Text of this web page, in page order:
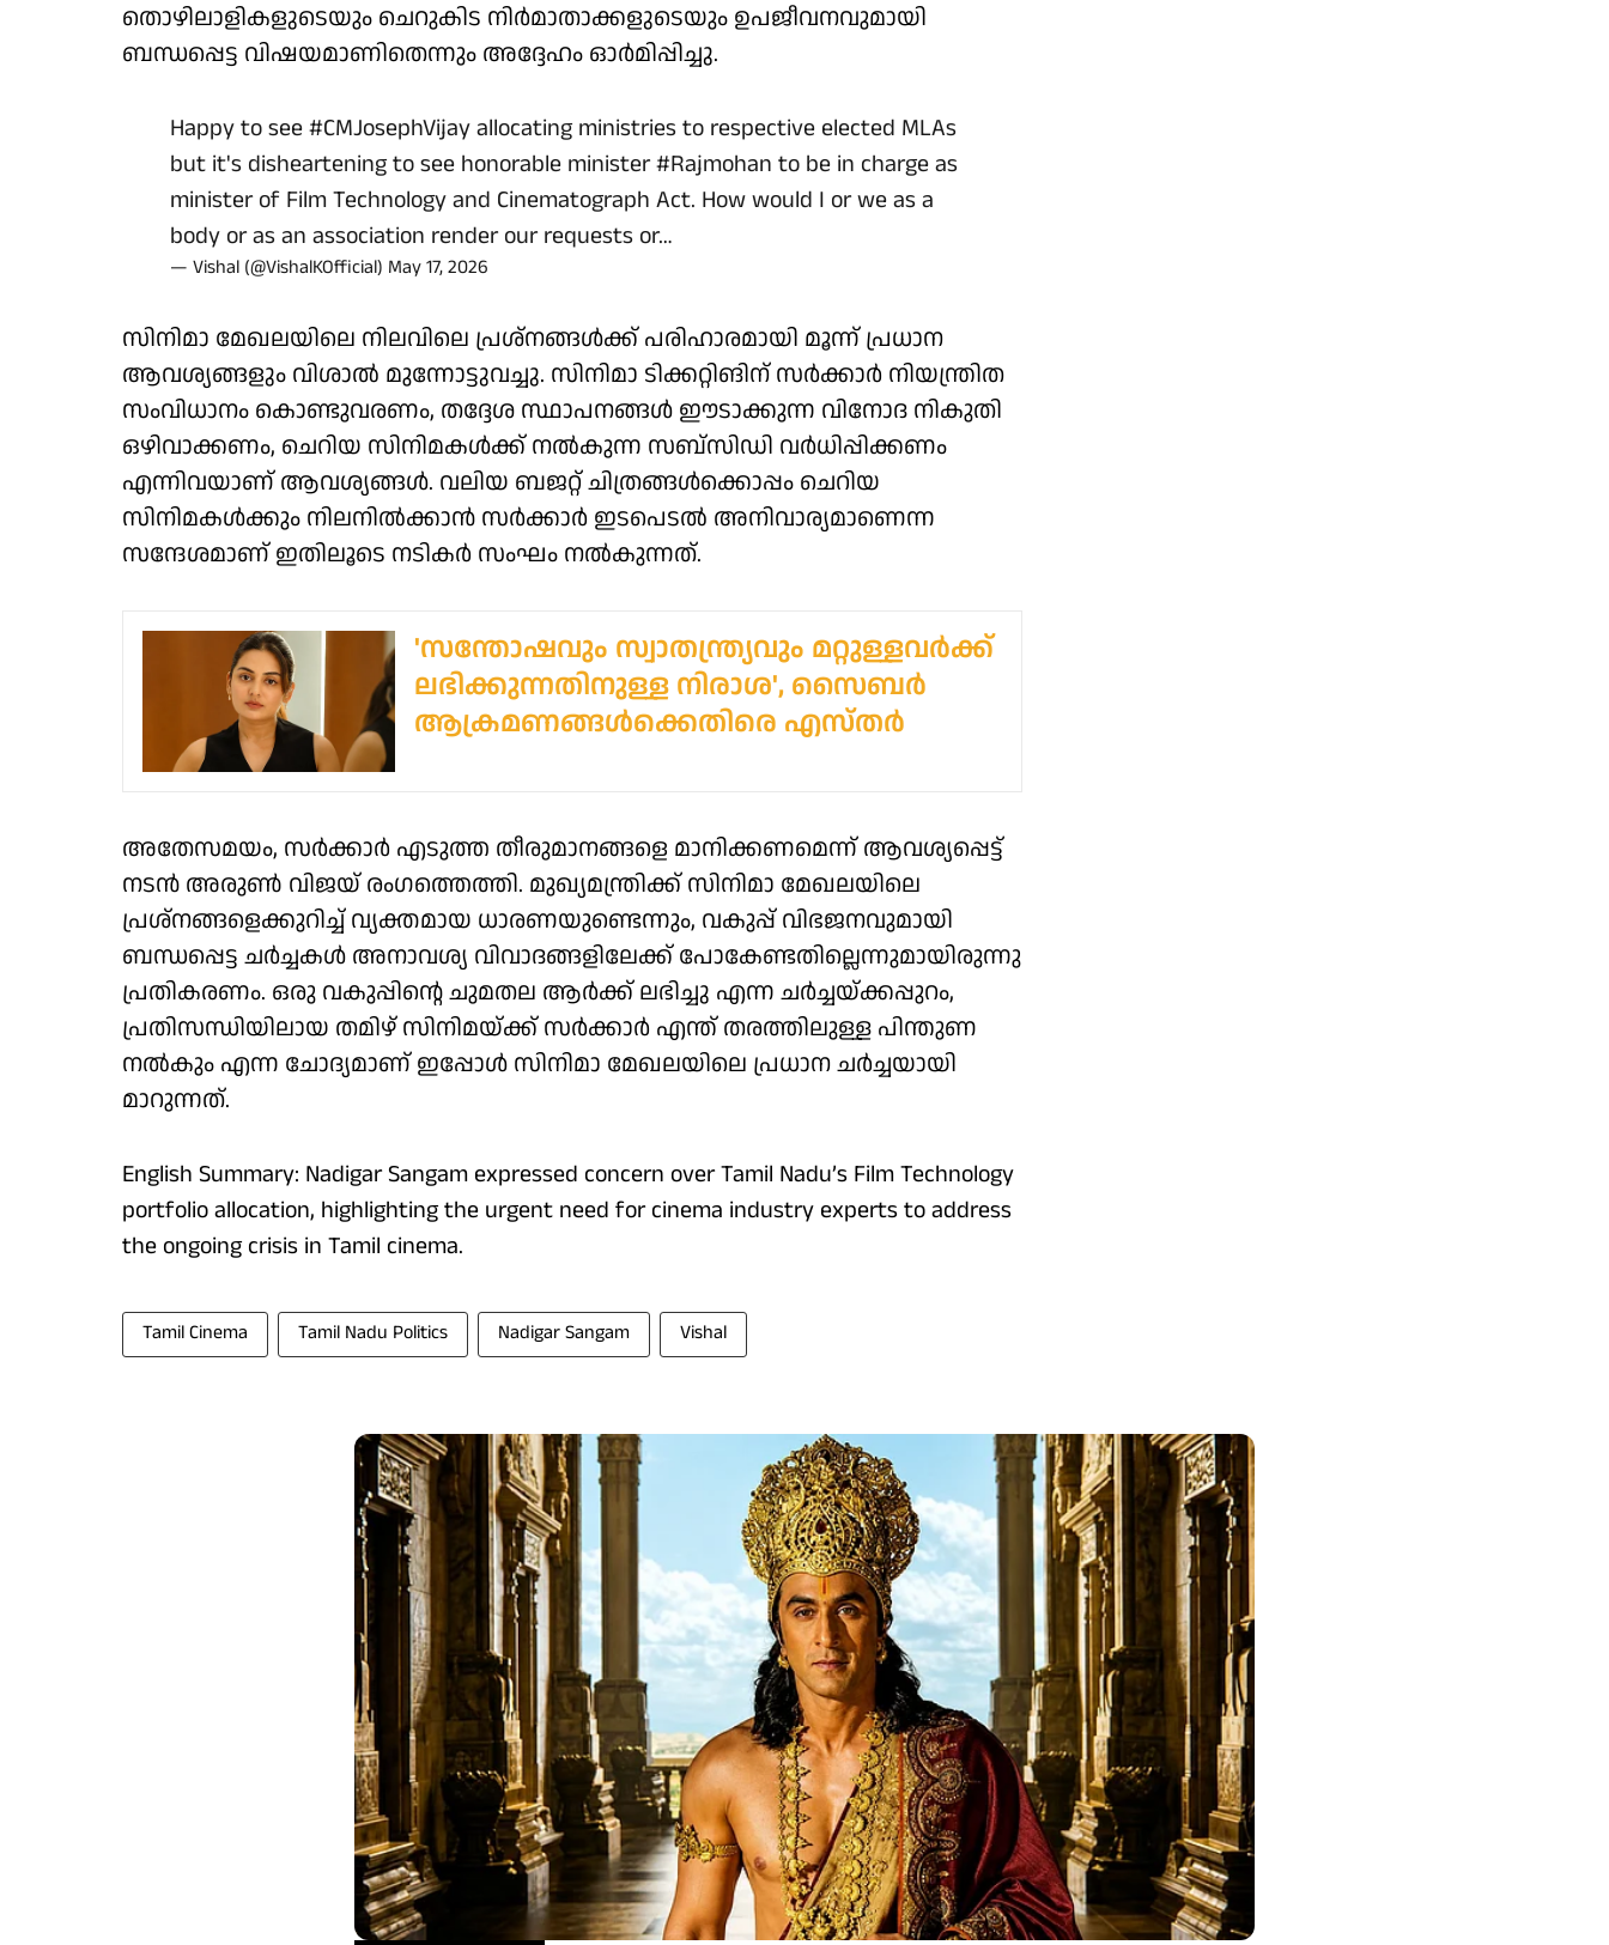
തൊഴിലാളികളുടെയും ചെറുകിട നിര്‍മാതാക്കളുടെയും ഉപജീവനവുമായി
ബന്ധപ്പെട്ട വിഷയമാണിതെന്നും അദ്ദേഹം ഓര്‍മിപ്പിച്ചു.
Happy to see#CMJosephVijayallocating ministries to respective elected MLAs
but it's disheartening to see honorable minister#Rajmohan to be in charge as
minister of Film Technology and Cinematograph Act. How would I or we as a
body or as an association render our requests or…
— Vishal (@VishalKOfficial) May 17, 2026
സിനിമാ മേഖലയിലെ നിലവിലെ പ്രശ്‌നങ്ങള്‍ക്ക് പരിഹാരമായി മൂന്ന് പ്രധാന
ആവശ്യങ്ങളും വിശാല്‍ മുന്നോട്ടുവച്ചു. സിനിമാ ടിക്കറ്റിങിന് സര്‍ക്കാര്‍ നിയന്ത്രിത
സംവിധാനം കൊണ്ടുവരണം, തദ്ദേശ സ്ഥാപനങ്ങള്‍ ഈടാക്കുന്ന വിനോദ നികുതി
ഒഴിവാക്കണം, ചെറിയ സിനിമകള്‍ക്ക് നല്‍കുന്ന സബ്‌സിഡി വര്‍ധിപ്പിക്കണം
എന്നിവയാണ് ആവശ്യങ്ങള്‍. വലിയ ബജറ്റ് ചിത്രങ്ങള്‍ക്കൊപ്പം ചെറിയ
സിനിമകള്‍ക്കും നിലനില്‍ക്കാന്‍ സര്‍ക്കാര്‍ ഇടപെടല്‍ അനിവാര്യമാണെന്ന
സന്ദേശമാണ് ഇതിലൂടെ നടികര്‍ സംഘം നല്‍കുന്നത്.
'സന്തോഷവും സ്വാതന്ത്ര്യവും മറ്റുള്ളവർക്ക്
ലഭിക്കുന്നതിനുള്ള നിരാശ', സൈബർ
ആക്രമണങ്ങൾക്കെതിരെ എസ്തർ
അതേസമയം, സര്‍ക്കാര്‍ എടുത്ത തീരുമാനങ്ങളെ മാനിക്കണമെന്ന് ആവശ്യപ്പെട്ട്
നടന്‍ അരുൺ വിജയ് രംഗത്തെത്തി. മുഖ്യമന്ത്രിക്ക് സിനിമാ മേഖലയിലെ
പ്രശ്‌നങ്ങളെക്കുറിച്ച് വ്യക്തമായ ധാരണയുണ്ടെന്നും, വകുപ്പ് വിഭജനവുമായി
ബന്ധപ്പെട്ട ചര്‍ച്ചകള്‍ അനാവശ്യ വിവാദങ്ങളിലേക്ക് പോകേണ്ടതില്ലെന്നുമായിരുന്നു
പ്രതികരണം. ഒരു വകുപ്പിന്റെ ചുമതല ആര്‍ക്ക് ലഭിച്ചു എന്ന ചര്‍ച്ചയ്ക്കപ്പുറം,
പ്രതിസന്ധിയിലായ തമിഴ് സിനിമയ്ക്ക് സര്‍ക്കാര്‍ എന്ത് തരത്തിലുള്ള പിന്തുണ
നല്‍കും എന്ന ചോദ്യമാണ് ഇപ്പോള്‍ സിനിമാ മേഖലയിലെ പ്രധാന ചര്‍ച്ചയായി
മാറുന്നത്.
English Summary: Nadigar Sangam expressed concern over Tamil Nadu’s Film Technology
portfolio allocation, highlighting the urgent need for cinema industry experts to address
the ongoing crisis in Tamil cinema.
Tamil Cinema Tamil Nadu Politics Nadigar Sangam Vishal